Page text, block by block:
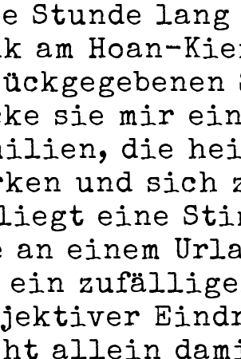
Stunde
am Hoan-
sie mir
die
und sich
eine
an einem
allein